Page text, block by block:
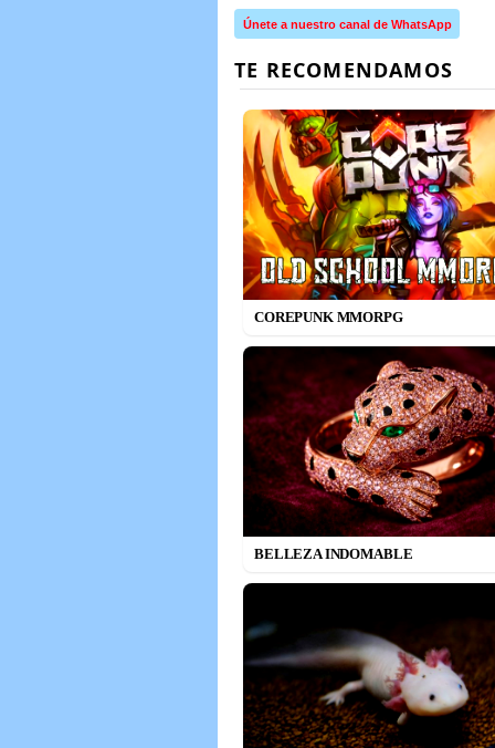
Únete a nuestro canal de WhatsApp
COREPUNK MMORPG
BELLEZA INDOMABLE